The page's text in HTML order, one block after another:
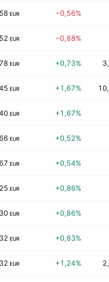
EUR −0,56%
EUR −0,88%
EUR +0,73%
EUR +1,67%
EUR +1,67%
EUR +0,52%
EUR +0,54%
EUR +0,86%
EUR +0,86%
EUR +0,83%
EUR +1,24%